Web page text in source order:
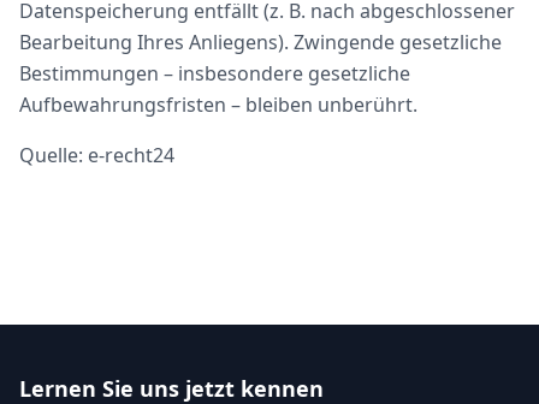
Datenspeicherung entfällt (z. B. nach abgeschlossener
Bearbeitung Ihres Anliegens). Zwingende gesetzliche
Bestimmungen – insbesondere gesetzliche
Aufbewahrungsfristen – bleiben unberührt.
Quelle: e-recht24
Lernen Sie uns jetzt kennen